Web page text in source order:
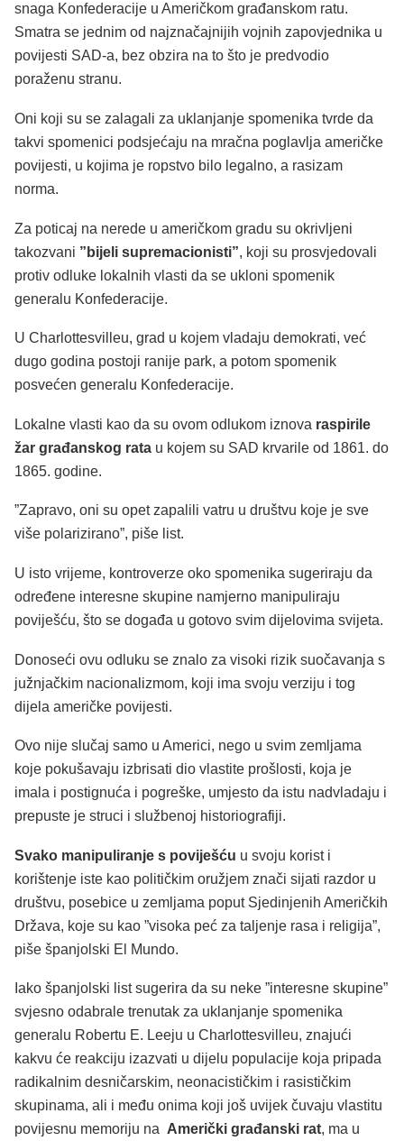
snaga Konfederacije u Američkom građanskom ratu.
Smatra se jednim od najznačajnijih vojnih zapovjednika u
povijesti SAD-a, bez obzira na to što je predvodio
poraženu stranu.
Oni koji su se zalagali za uklanjanje spomenika tvrde da
takvi spomenici podsjećaju na mračna poglavlja američke
povijesti, u kojima je ropstvo bilo legalno, a rasizam
norma.
Za poticaj na nerede u američkom gradu su okrivljeni
takozvani ”bijeli supremacionisti”, koji su prosvjedovali
protiv odluke lokalnih vlasti da se ukloni spomenik
generalu Konfederacije.
U Charlottesvilleu, grad u kojem vladaju demokrati, već
dugo godina postoji ranije park, a potom spomenik
posvećen generalu Konfederacije.
Lokalne vlasti kao da su ovom odlukom iznova raspirile
žar građanskog rata u kojem su SAD krvarile od 1861. do
1865. godine.
”Zapravo, oni su opet zapalili vatru u društvu koje je sve
više polarizirano”, piše list.
U isto vrijeme, kontroverze oko spomenika sugeriraju da
određene interesne skupine namjerno manipuliraju
poviješću, što se događa u gotovo svim dijelovima svijeta.
Donoseći ovu odluku se znalo za visoki rizik suočavanja s
južnjačkim nacionalizmom, koji ima svoju verziju i tog
dijela američke povijesti.
Ovo nije slučaj samo u Americi, nego u svim zemljama
koje pokušavaju izbrisati dio vlastite prošlosti, koja je
imala i postignuća i pogreške, umjesto da istu nadvladaju i
prepuste je struci i službenoj historiografiji.
Svako manipuliranje s poviješću u svoju korist i
korištenje iste kao političkim oružjem znači sijati razdor u
društvu, posebice u zemljama poput Sjedinjenih Američkih
Država, koje su kao ”visoka peć za taljenje rasa i religija”,
piše španjolski El Mundo.
Iako španjolski list sugerira da su neke ”interesne skupine”
svjesno odabrale trenutak za uklanjanje spomenika
generalu Robertu E. Leeju u Charlottesvilleu, znajući
kakvu će reakciju izazvati u dijelu populacije koja pripada
radikalnim desničarskim, neonacističkim i rasističkim
skupinama, ali i među onima koji još uvijek čuvaju vlastitu
povijesnu memoriju na Američki građanski rat, ma u